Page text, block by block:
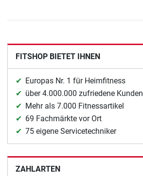
FITSHOP BIETET IHNEN
Europas Nr. 1 für Heimfitness
über 4.000.000 zufriedene Kunden
Mehr als 7.000 Fitnessartikel
69 Fachmärkte vor Ort
75 eigene Servicetechniker
ZAHLARTEN